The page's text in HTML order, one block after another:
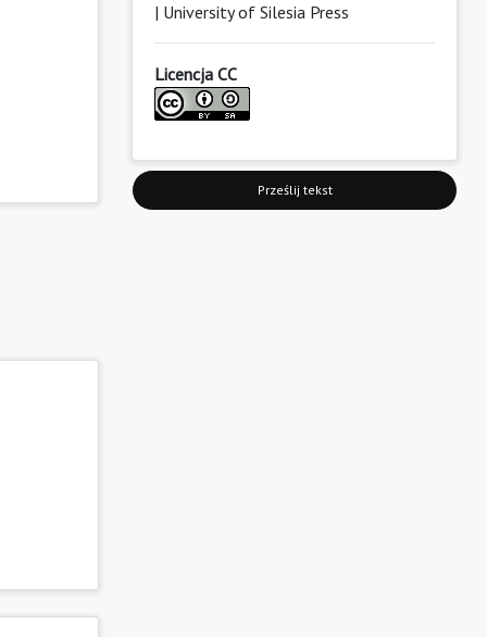
| University of Silesia Press
Licencja CC
Prześlij tekst